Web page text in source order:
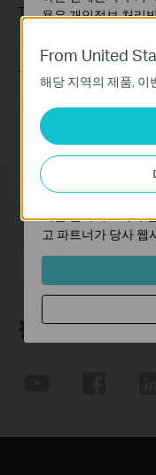
TP-Link 장치의 모델
TP-Link 장치의 하드
구독
메일 주소
팔로우 하기
From United
해당 지역의 제품, 이
용은개인정보 처리
이 쿠키는 웹사이트
스템에서 비활성화
분석 및 마케팅 쿠키
분석 쿠키는 웹사이
웹사이트에서의 사
입니다.
마케팅 쿠키는 귀하
다른 웹사이트에서
고 파트너가 당사 웹